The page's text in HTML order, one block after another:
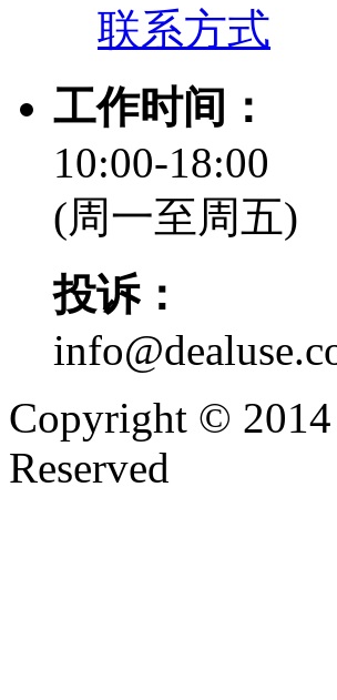
联系方式
工作时间：
10:00-18:00
(周一至周五)
投诉：
Copyright © 2014
Reserved